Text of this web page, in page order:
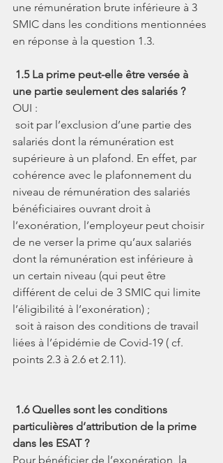
une rémunération brute inférieure à 3
SMIC dans les conditions mentionnées
en réponse à la question 1.3.
1.5 La prime peut-elle être versée à
une partie seulement des salariés ?
OUI :
soit par l’exclusion d’une partie des
salariés dont la rémunération est
supérieure à un plafond. En effet, par
cohérence avec le plafonnement du
niveau de rémunération des salariés
bénéficiaires ouvrant droit à
l’exonération, l’employeur peut choisir
de ne verser la prime qu’aux salariés
dont la rémunération est inférieure à
un certain niveau (qui peut être
différent de celui de 3 SMIC qui limite
l’éligibilité à l’exonération) ;
soit à raison des conditions de travail
liées à l’épidémie de Covid-19 ( cf.
points 2.3 à 2.6 et 2.11).
1.6 Quelles sont les conditions
particulières d’attribution de la prime
dans les ESAT ?
Pour bénéficier de l’exonération, la